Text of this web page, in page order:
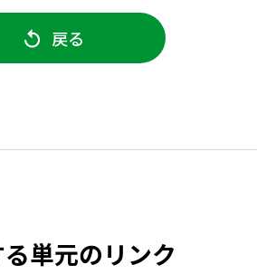
戻る
単元のリンク